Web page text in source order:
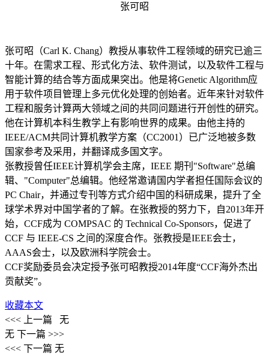
张可昭
张可昭（Carl K. Chang）教授从事软件工程领域的研究已逾三
十年。在需求工程、形式化方法、软件测试，以及软件工程与
智能计算的结合等方面成果突出。他是将Genetic Algorithm应
用于软件项目管理上多元优化处理的创始者。近年来针对软件
工程和服务计算两大领域之间的共同问题进行开创性的研究。
他在计算机本科生教学上有影响世界的成果。由他主持的
IEEE/ACM共同计算机教学方案（CC2001）已广泛地被多数
国家参考及采用，并翻译成多国文字。
张教授曾任IEEE计算机学会主席，IEEE 期刊"Software"总编
辑、"Computer"总编辑。他经常邀请国内学者担任国际会议的
PC Chair，并通过专刊等方式介绍中国的科研成果，提升了全
球学术界对中国学者的了解。在张教授的努力下，自2013年开
始，CCF成为 COMPSAC 的 Technical Co-Sponsors，促进了
CCF 与 IEEE-CS 之间的深度合作。张教授是IEEE会士，
AAAS会士，以及欧洲科学院会士。
CCF奖励委员会决定授予张可昭教授2014年度“CCF海外杰出
贡献奖”。
收藏本文
<<< 上一篇
无
无 下一篇 >>>
<<< 下一篇 无